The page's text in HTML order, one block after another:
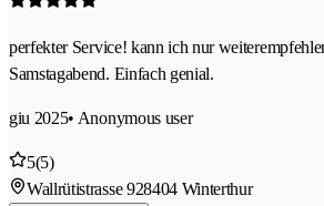
perfekter Service! kann ich nur
Samstagabend. Einfach genial.
giu 2025• Anonymous user
5(5)
Wallrütistrasse 928404 Winterthur